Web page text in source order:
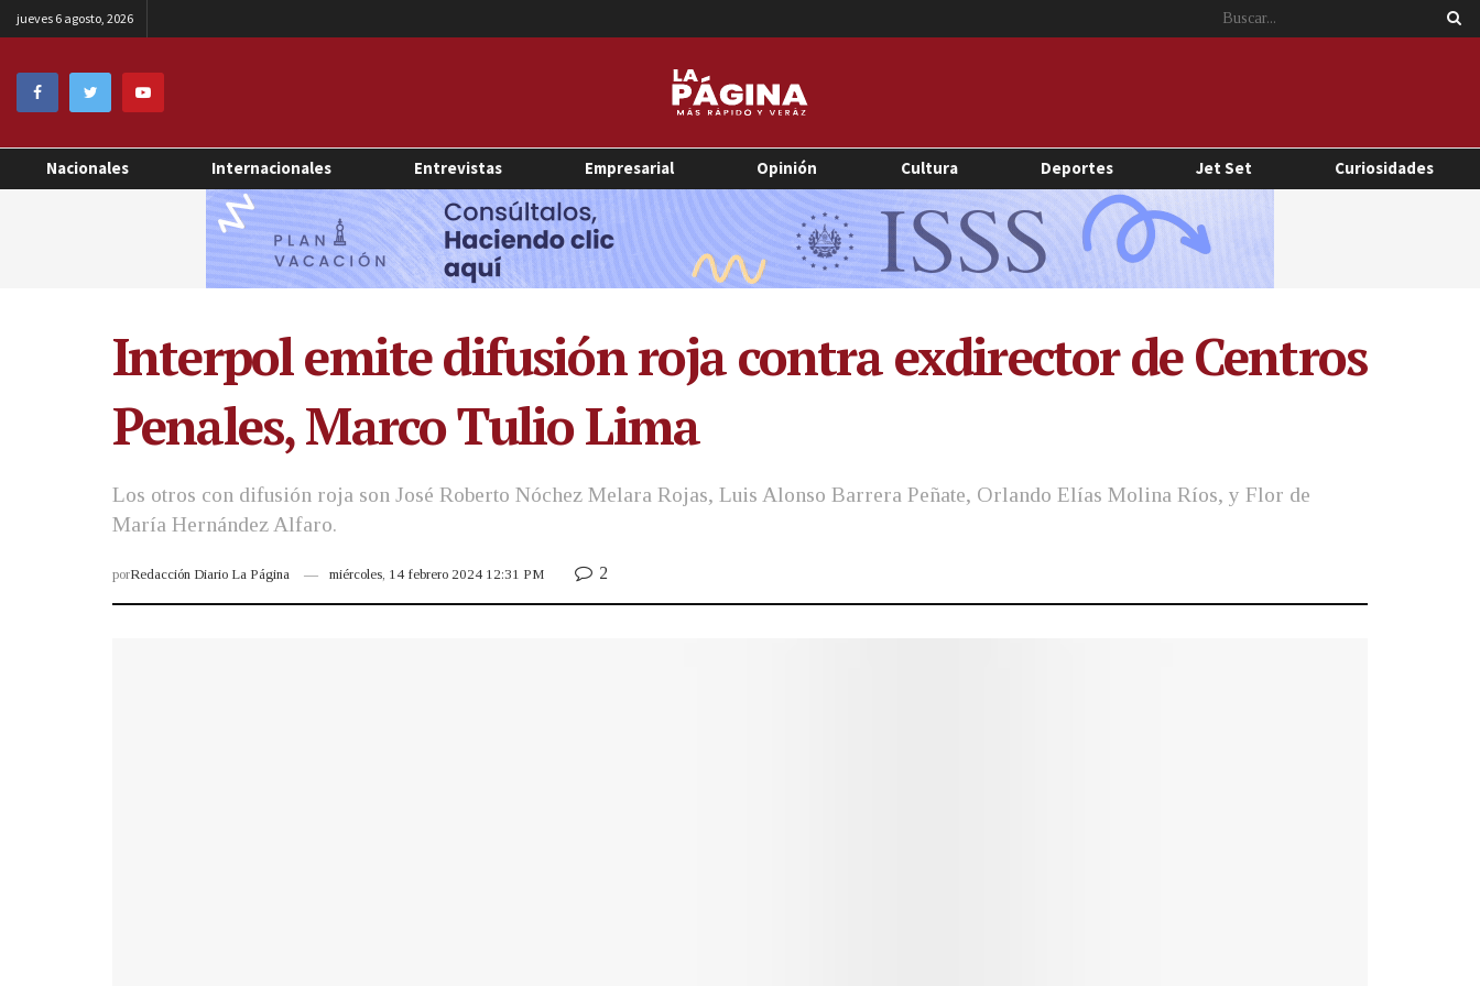
jueves 6 agosto, 2026
Nacionales Internacionales Entrevistas Empresarial Opinión Cultura Deportes Jet Set Curiosidades
Interpol emite difusión roja contra exdirector de Centros
Penales, Marco Tulio Lima
Los otros con difusión roja son José Roberto Nóchez Melara Rojas, Luis Alonso Barrera Peñate, Orlando Elías Molina Ríos, y Flor de
María Hernández Alfaro.
porRedacción Diario La Página miércoles, 14 febrero 2024 12:31 PM 2